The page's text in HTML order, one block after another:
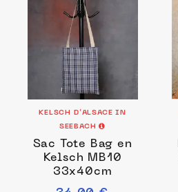
KELSCH D’ALSACE IN
SEEBACH
Sac Tote Bag en
Kelsch MB10
33x40cm